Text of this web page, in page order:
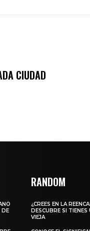
CIUDAD
DE
RANDOM
¿CREES EN LA
DESCUBRE SI TIENES
VIEJA